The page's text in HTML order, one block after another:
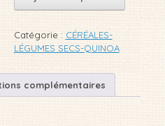
BIO
Catégorie : CÉRÉALES-
LÉGUMES SECS-QUINOA
complémentaires